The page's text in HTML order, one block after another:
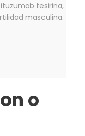
tesirina,
masculina.
o